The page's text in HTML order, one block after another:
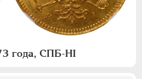
года, СПБ-НI